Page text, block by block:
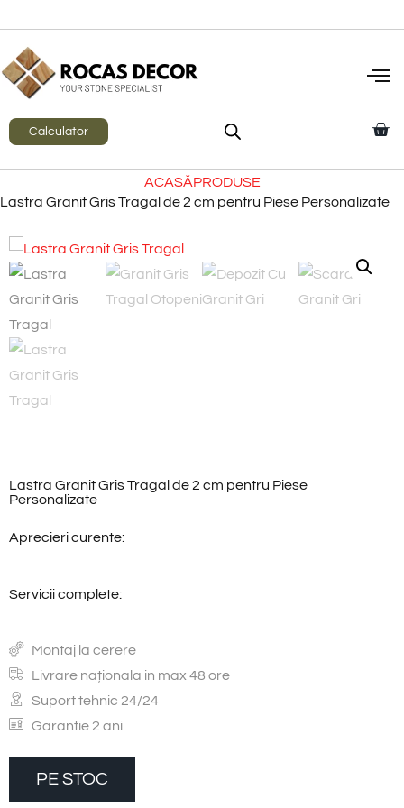
Calculator
ACASĂPRODUSE
Lastra Granit Gris Tragal de 2 cm pentru Piese Personalizate
Lastra Granit Gris Tragal de 2 cm pentru Piese
Personalizate
Aprecieri curente:
Servicii complete:
Montaj la cerere
Livrare naționala in max 48 ore
Suport tehnic 24/24
Garantie 2 ani
PE STOC